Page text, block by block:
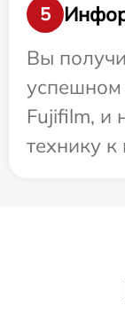
5
Вы
успешном
Fujifilm, и
технику